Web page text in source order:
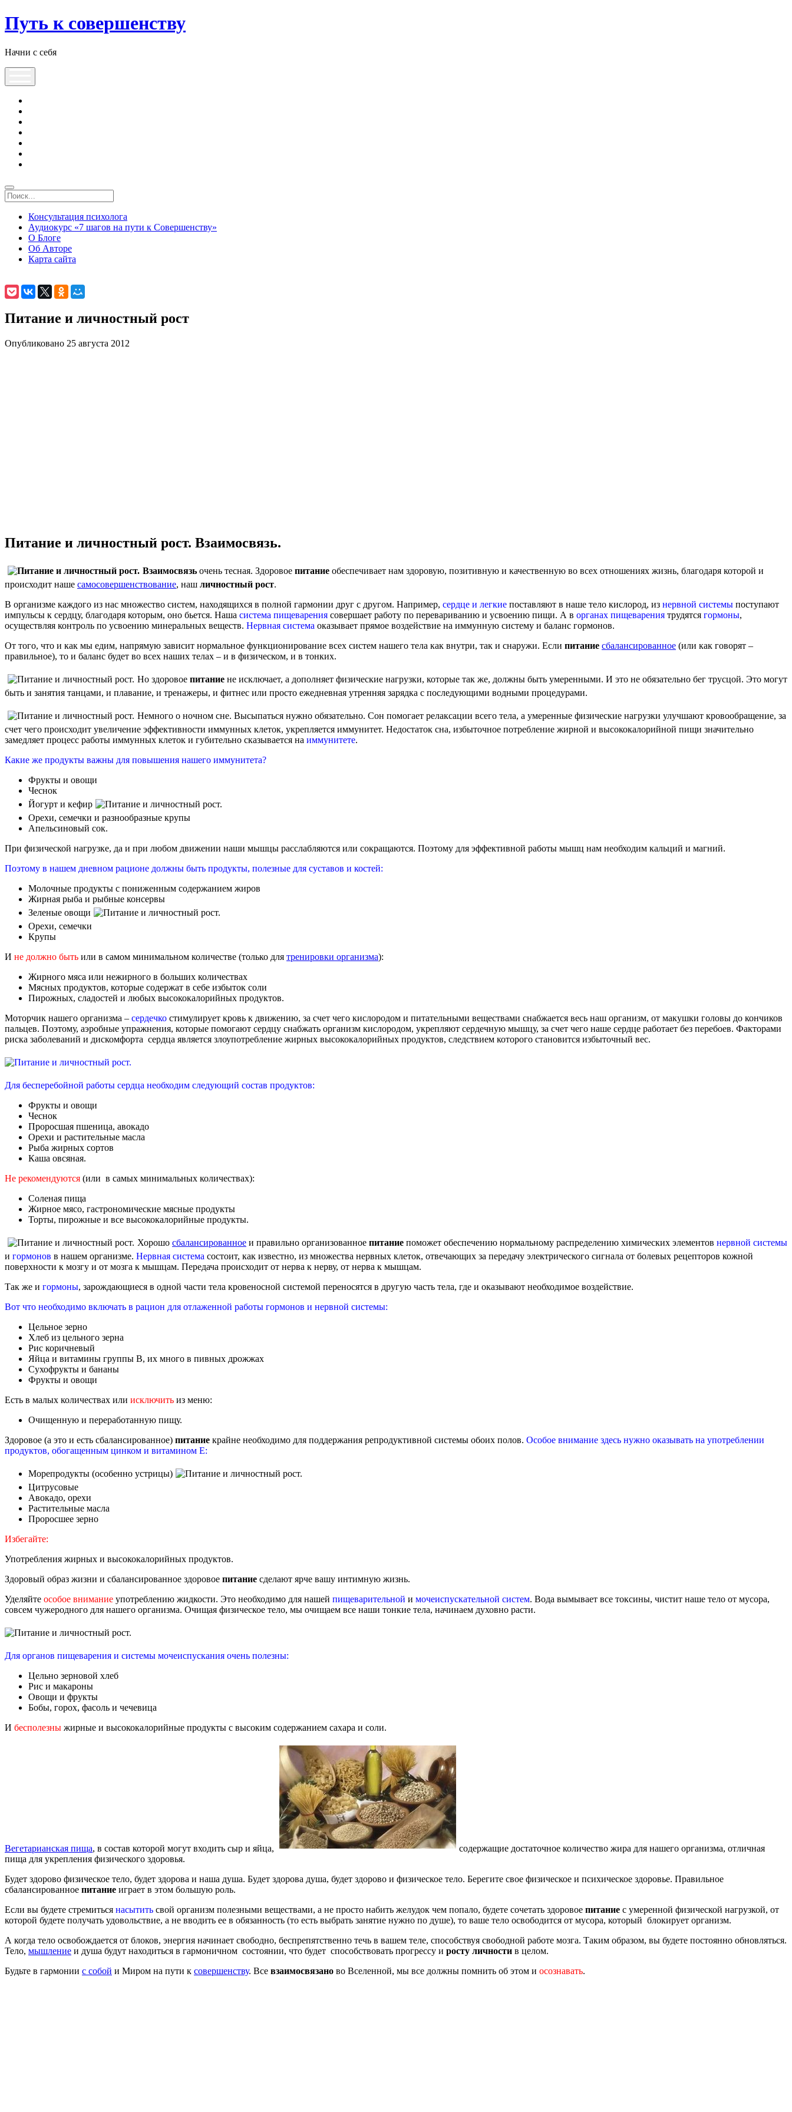
Путь к совершенству
Начни с себя
Консультация психолога
Аудиокурс «7 шагов на пути к Совершенству»
О Блоге
Об Авторе
Карта сайта
Питание и личностный рост
Опубликовано 25 августа 2012
Питание и личностный рост. Взаимосвязь.
Взаимосвязь очень тесная. Здоровое питание обеспечивает нам здоровую, позитивную и качественную во всех отношениях жизнь, благодаря которой и
происходит наше самосовершенствование, наш личностный рост.
В организме каждого из нас множество систем, находящихся в полной гармонии друг с другом. Например, сердце и легкие поставляют в наше тело кислород, из нервной системы поступают
импульсы к сердцу, благодаря которым, оно бьется. Наша система пищеварения совершает работу по перевариванию и усвоению пищи. А в органах пищеварения трудятся гормоны,
осуществляя контроль по усвоению минеральных веществ. Нервная система оказывает прямое воздействие на иммунную систему и баланс гормонов.
От того, что и как мы едим, напрямую зависит нормальное функционирование всех систем нашего тела как внутри, так и снаружи. Если питание сбалансированное (или как говорят –
правильное), то и баланс будет во всех наших телах – и в физическом, и в тонких.
Но здоровое питание не исключает, а дополняет физические нагрузки, которые так же, должны быть умеренными. И это не обязательно бег трусцой. Это могут
быть и занятия танцами, и плавание, и тренажеры, и фитнес или просто ежедневная утренняя зарядка с последующими водными процедурами.
Немного о ночном сне. Высыпаться нужно обязательно. Сон помогает релаксации всего тела, а умеренные физические нагрузки улучшают кровообращение, за
счет чего происходит увеличение эффективности иммунных клеток, укрепляется иммунитет. Недостаток сна, избыточное потребление жирной и высококалорийной пищи значительно
замедляет процесс работы иммунных клеток и губительно сказывается на иммунитете.
Какие же продукты важны для повышения нашего иммунитета?
Фрукты и овощи
Чеснок
Йогурт и кефир
Орехи, семечки и разнообразные крупы
Апельсиновый сок.
При физической нагрузке, да и при любом движении наши мышцы расслабляются или сокращаются. Поэтому для эффективной работы мышц нам необходим кальций и магний.
Поэтому в нашем дневном рационе должны быть продукты, полезные для суставов и костей:
Молочные продукты с пониженным содержанием жиров
Жирная рыба и рыбные консервы
Зеленые овощи
Орехи, семечки
Крупы
И не должно быть или в самом минимальном количестве (только для тренировки организма):
Жирного мяса или нежирного в больших количествах
Мясных продуктов, которые содержат в себе избыток соли
Пирожных, сладостей и любых высококалорийных продуктов.
Моторчик нашего организма – сердечко стимулирует кровь к движению, за счет чего кислородом и питательными веществами снабжается весь наш организм, от макушки головы до кончиков
пальцев. Поэтому, аэробные упражнения, которые помогают сердцу снабжать организм кислородом, укрепляют сердечную мышцу, за счет чего наше сердце работает без перебоев. Факторами
риска заболеваний и дискомфорта сердца является злоупотребление жирных высококалорийных продуктов, следствием которого становится избыточный вес.
Для бесперебойной работы сердца необходим следующий состав продуктов:
Фрукты и овощи
Чеснок
Проросшая пшеница, авокадо
Орехи и растительные масла
Рыба жирных сортов
Каша овсяная.
Не рекомендуются (или в самых минимальных количествах):
Соленая пища
Жирное мясо, гастрономические мясные продукты
Торты, пирожные и все высококалорийные продукты.
Хорошо сбалансированное и правильно организованное питание поможет обеспечению нормальному распределению химических элементов нервной системы
и гормонов в нашем организме. Нервная система состоит, как известно, из множества нервных клеток, отвечающих за передачу электрического сигнала от болевых рецепторов кожной
поверхности к мозгу и от мозга к мышцам. Передача происходит от нерва к нерву, от нерва к мышцам.
Так же и гормоны, зарождающиеся в одной части тела кровеносной системой переносятся в другую часть тела, где и оказывают необходимое воздействие.
Вот что необходимо включать в рацион для отлаженной работы гормонов и нервной системы:
Цельное зерно
Хлеб из цельного зерна
Рис коричневый
Яйца и витамины группы В, их много в пивных дрожжах
Сухофрукты и бананы
Фрукты и овощи
Есть в малых количествах или исключить из меню:
Очищенную и переработанную пищу.
Здоровое (а это и есть сбалансированное) питание крайне необходимо для поддержания репродуктивной системы обоих полов. Особое внимание здесь нужно оказывать на употреблении
продуктов, обогащенным цинком и витамином Е:
Морепродукты (особенно устрицы)
Цитрусовые
Авокадо, орехи
Растительные масла
Проросшее зерно
Избегайте:
Употребления жирных и высококалорийных продуктов.
Здоровый образ жизни и сбалансированное здоровое питание сделают ярче вашу интимную жизнь.
Уделяйте особое внимание употреблению жидкости. Это необходимо для нашей пищеварительной и мочеиспускательной систем. Вода вымывает все токсины, чистит наше тело от мусора,
совсем чужеродного для нашего организма. Очищая физическое тело, мы очищаем все наши тонкие тела, начинаем духовно расти.
Для органов пищеварения и системы мочеиспускания очень полезны:
Цельно зерновой хлеб
Рис и макароны
Овощи и фрукты
Бобы, горох, фасоль и чечевица
И бесполезны жирные и высококалорийные продукты с высоким содержанием сахара и соли.
Вегетарианская пища, в состав которой могут входить сыр и яйца,
содержащие достаточное количество жира для нашего организма, отличная
пища для укрепления физического здоровья.
Будет здорово физическое тело, будет здорова и наша душа. Будет здорова душа, будет здорово и физическое тело. Берегите свое физическое и психическое здоровье. Правильное
сбалансированное питание играет в этом большую роль.
Если вы будете стремиться насытить свой организм полезными веществами, а не просто набить желудок чем попало, будете сочетать здоровое питание с умеренной физической нагрузкой, от
которой будете получать удовольствие, а не вводить ее в обязанность (то есть выбрать занятие нужно по душе), то ваше тело освободится от мусора, который блокирует организм.
А когда тело освобождается от блоков, энергия начинает свободно, беспрепятственно течь в вашем теле, способствуя свободной работе мозга. Таким образом, вы будете постоянно обновляться.
Тело, мышление и душа будут находиться в гармоничном состоянии, что будет способствовать прогрессу и росту личности в целом.
Будьте в гармонии с собой и Миром на пути к совершенству. Все взаимосвязано во Вселенной, мы все должны помнить об этом и осознавать.